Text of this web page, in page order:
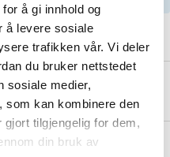
å gi innhold og
å levere sosiale
trafikken vår. Vi deler
du bruker nettstedet
sosiale medier,
som kan kombinere den
tilgjengelig for dem,
din bruk av